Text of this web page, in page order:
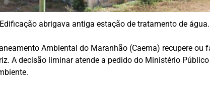
Edificação abrigava antiga estação de tratamento de
Ambiental do Maranhão (Caema) recupere
A decisão liminar atende a pedido do Ministério